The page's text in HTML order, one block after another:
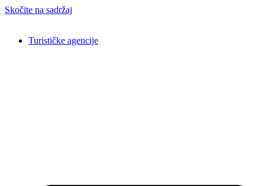
Skočite na sadržaj
Turističke agencije